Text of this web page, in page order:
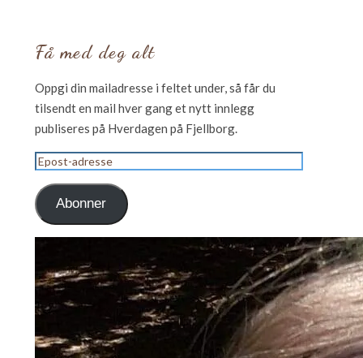
Få med deg alt
Oppgi din mailadresse i feltet under, så får du
tilsendt en mail hver gang et nytt innlegg
publiseres på Hverdagen på Fjellborg.
Epost-
adresse
Abonner